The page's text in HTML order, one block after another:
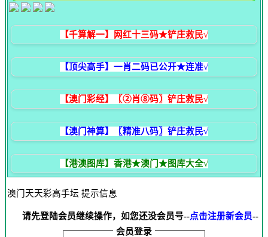
【千算解一】网红十三码★铲庄救民√
【顶尖高手】一肖二码已公开★连准√
【澳门彩经】〖②肖⑧码〗铲庄救民√
【澳门神算】〖精准八码〗铲庄救民√
【港澳图库】香港★澳门★图库大全√
澳门天天彩高手坛 提示信息
请先登陆会员继续操作，如您还没会员号--点击注册新会员--
会员登录